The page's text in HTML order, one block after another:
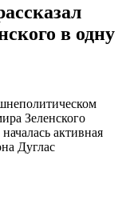
в одну
Зеленского
активная
Дуглас